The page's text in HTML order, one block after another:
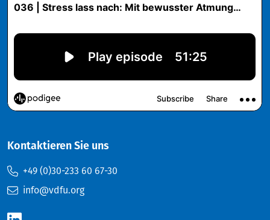
Kontaktieren Sie uns
+49 (0)30-233 60 67-30
info@vdfu.org